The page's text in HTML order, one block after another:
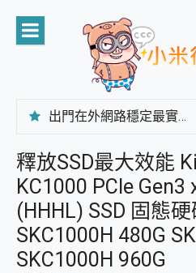
content
出門在外網路穩定最實在 「台灣大哥大」榮獲 4G/5G 在線率全球 NO.3 全台第一與全台六冠王實測心得，走到哪順到哪！
CP 值天花板~ Bongcom BS5 足球君開箱~ 短焦投影機 3千元就能擁有！ 折扣碼在這～
專為 PC上的 XBOX和掌機設計的 FireCuda X1070 SSD 固態硬碟開箱 評測
台灣製攝影機在這裡，100%全無線設計 SpotCam Solo Eco 太陽能防水雲端攝影機 SpotCam Solo 3 2.5K高畫質戶外攝影機 開箱 評測
電力超超超持久 MSI 微星 Prestige 14 AI+ D3MG-031TW 14吋 開箱評價，AI輕薄商務筆電 Copilot+ PC
超懂拍、耐用 AI 街拍機~ realme 16 Pro 開箱評價~ 2 億畫素 LumaColor 影像、持久續航與 IP69K 高防護
防窺黑科技 Galaxy S26 Ultra系列保護貼怎麼選？imos AR 低反光玻璃、藍寶石鏡頭貼與軍規防摔殼完整開箱評價
釋放SSD最大效能
KC1000 PCIe Gen3
(HHHL) SSD 固態
SKC1000H 480G
SKC1000H 960G